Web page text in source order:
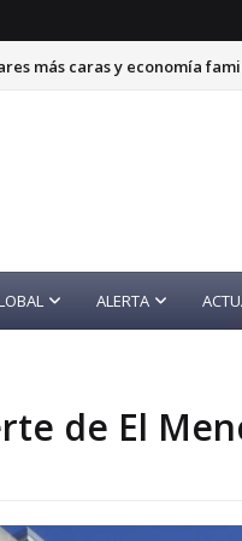
más caras y economía
ALERTA
de El